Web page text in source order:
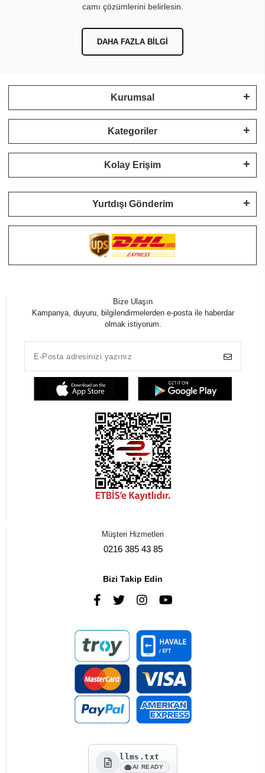
camı çözümlerini belirlesin.
DAHA FAZLA BILGI
Kurumsal
Kategoriler
Kolay Erişim
Yurtdışı Gönderim
Bize Ulaşın
Kampanya, duyuru, bilgilendirmelerden e-posta ile haberdar
olmak istiyorum.
Müşteri Hizmetleri
0216 385 43 85
Bizi Takip Edin
llms.txt
AI READY